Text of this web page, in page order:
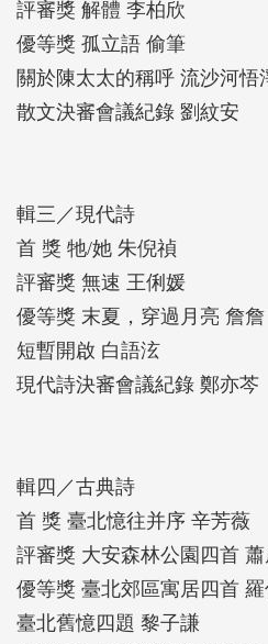
評審獎 解體 李柏欣
優等獎 孤立語 偷筆
關於陳太太的稱呼 流沙河悟
散文決審會議紀錄 劉紋安
輯三／現代詩
首 獎 牠/她 朱倪禎
評審獎 無速 王俐媛
優等獎 末夏，穿過月亮 詹詹
短暫開啟 白語泫
現代詩決審會議紀錄 鄭亦芩
輯四／古典詩
首 獎 臺北憶往并序 辛芳薇
評審獎 大安森林公園四首
優等獎 臺北郊區寓居四首
臺北舊憶四題 黎子謙